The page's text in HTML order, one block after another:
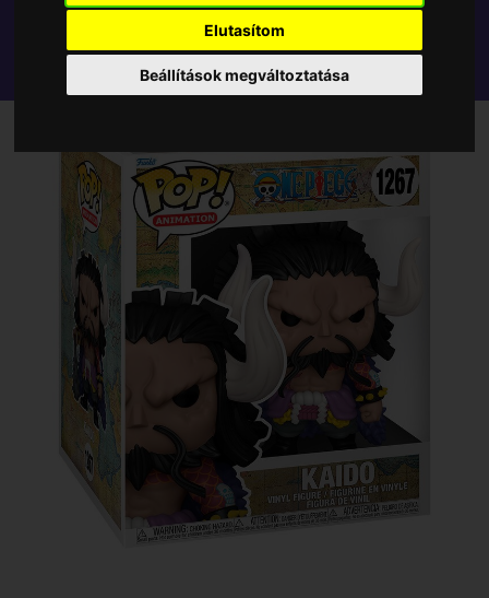
Elutasítom
Beállítások megváltoztatása